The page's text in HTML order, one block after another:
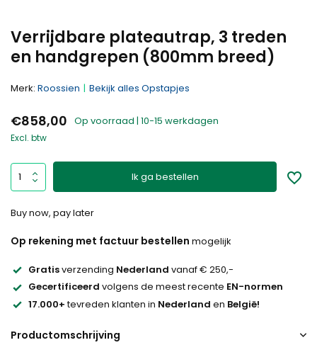
Verrijdbare plateautrap, 3 treden
en handgrepen (800mm breed)
Merk: Roossien Bekijk alles Opstapjes
€858,00 Op voorraad | 10-15 werkdagen
Excl. btw
Ik ga bestellen
Buy now, pay later
Op rekening met factuur bestellen mogelijk
Gratisverzending Nederland vanaf € 250,-
Gecertificeerd volgens de meest recente EN-normen
17.000+tevreden klanten in Nederland en België!
Productomschrijving